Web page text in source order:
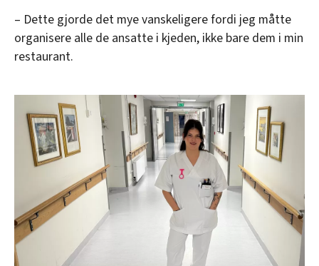
– Dette gjorde det mye vanskeligere fordi jeg måtte
organisere alle de ansatte i kjeden, ikke bare dem i min
restaurant.